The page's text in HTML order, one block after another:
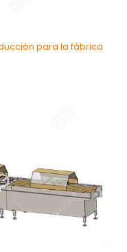
para la fábrica